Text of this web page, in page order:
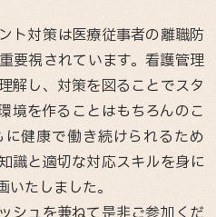
ト対策は医療従事者の離職防
要視されています。看護管理
解し、対策を図ることでスタ
境を作ることはもちろんのこ
健康で働き続けられるため
識と適切な対応スキルを身に
たしました。